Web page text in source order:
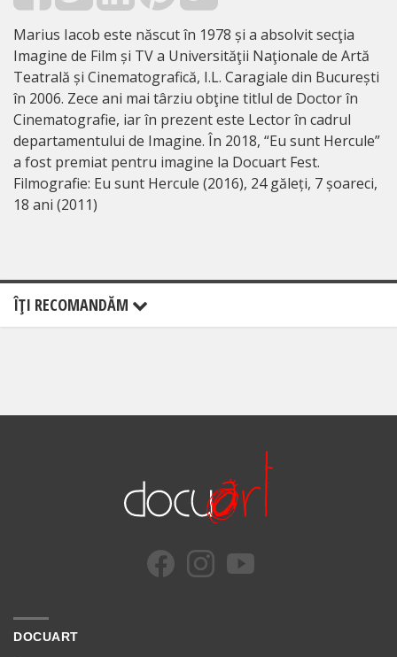
Marius Iacob este născut în 1978 și a absolvit secţia
Imagine de Film și TV a Universităţii Naţionale de Artă
Teatrală și Cinematografică, I.L. Caragiale din București
în 2006. Zece ani mai târziu obţine titlul de Doctor în
Cinematografie, iar în prezent este Lector în cadrul
departamentului de Imagine. În 2018, “Eu sunt Hercule”
a fost premiat pentru imagine la Docuart Fest.
Filmografie: Eu sunt Hercule (2016), 24 găleți, 7 șoareci,
18 ani (2011)
ÎŢI RECOMANDĂM
DOCUART